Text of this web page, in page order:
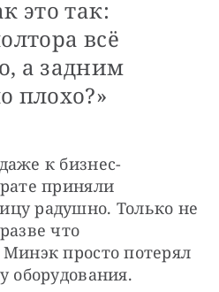
это так:
всё
а задним
плохо?»
к бизнес-
приняли
радушно. Только не
что
просто потерял
оборудования.